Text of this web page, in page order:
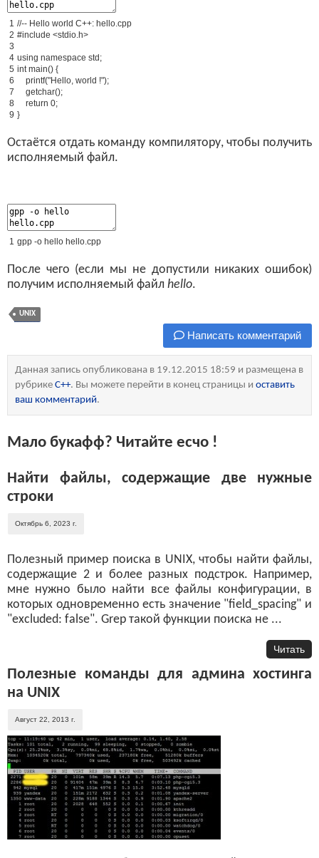
1
2
3
4
5
6
7
8
9
//-- Hello world C++: hello.cpp
#include <stdio.h>
using namespace std ;
int main() {
printf("Hello, world !");
getchar();
return 0;
}
Остаётся отдать команду компилятору, чтобы получить
исполняемый файл.
1 gpp -o hello hello.cpp
После чего (если мы не допустили никаких ошибок)
получим исполняемый файл hello.
UNIX
Написать комментарий
Данная запись опубликована в 19.12.2015 18:59 и размещена в
рубрике C++. Вы можете перейти в конец страницы и оставить
ваш комментарий.
Мало букафф? Читайте есчо !
Найти файлы, содержащие две нужные
строки
Октябрь 6, 2023 г.
Полезный пример поиска в UNIX, чтобы найти файлы,
содержащие 2 и более разных подстрок. Например,
мне нужно было найти все файлы конфигурации, в
которых одновременно есть значение "field_spacing" и
"excluded: false". Grep такой функции поиска не ...
Читать
Полезные команды для админа хостинга
на UNIX
Август 22, 2013 г.